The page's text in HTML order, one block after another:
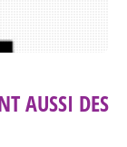
AUSSI DES